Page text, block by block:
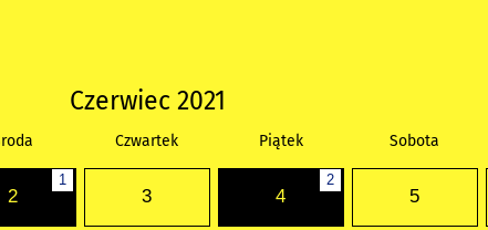
Czerwiec 2021
Czwartek Piątek Sobota
1
2 3
2
4 5